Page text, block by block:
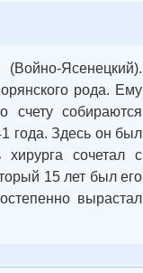
Ясенецкий).
рода. Ему
собираются
года. Здесь он был
хирурга сочетал с
15 лет был его
вырастал